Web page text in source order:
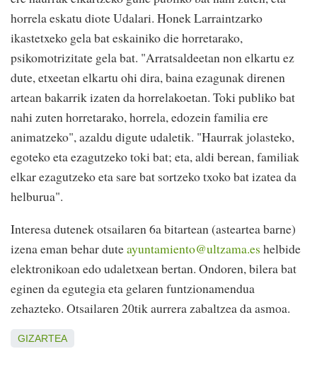
horrela eskatu diote Udalari. Honek Larraintzarko
ikastetxeko gela bat eskainiko die horretarako,
psikomotrizitate gela bat. "Arratsaldeetan non elkartu ez
dute, etxeetan elkartu ohi dira, baina ezagunak direnen
artean bakarrik izaten da horrelakoetan. Toki publiko bat
nahi zuten horretarako, horrela, edozein familia ere
animatzeko", azaldu digute udaletik. "Haurrak jolasteko,
egoteko eta ezagutzeko toki bat; eta, aldi berean, familiak
elkar ezagutzeko eta sare bat sortzeko txoko bat izatea da
helburua".
Interesa dutenek otsailaren 6a bitartean (asteartea barne)
izena eman behar duteayuntamiento@ultzama.es helbide
elektronikoan edo udaletxean bertan. Ondoren, bilera bat
eginen da egutegia eta gelaren funtzionamendua
zehazteko. Otsailaren 20tik aurrera zabaltzea da asmoa.
GIZARTEA